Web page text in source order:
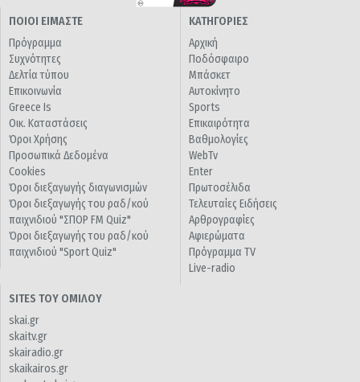
ΠΟΙΟΙ ΕΙΜΑΣΤΕ
Πρόγραμμα
Συχνότητες
Δελτία τύπου
Επικοινωνία
Greece Is
Οικ. Καταστάσεις
Όροι Χρήσης
Προσωπικά Δεδομένα
Cookies
Όροι διεξαγωγής διαγωνισμών
Όροι διεξαγωγής του ραδ/κού
παιχνιδιού "ΣΠΟΡ FM Quiz"
Όροι διεξαγωγής του ραδ/κού
παιχνιδιού "Sport Quiz"
ΚΑΤΗΓΟΡΙΕΣ
Αρχική
Ποδόσφαιρο
Μπάσκετ
Αυτοκίνητο
Sports
Επικαιρότητα
Βαθμολογίες
WebTv
Enter
Πρωτοσέλιδα
Τελευταίες Ειδήσεις
Αρθρογραφίες
Αφιερώματα
Πρόγραμμα TV
Live-radio
SITES ΤΟΥ ΟΜΙΛΟΥ
skai.gr
skaitv.gr
skairadio.gr
skaikairos.gr